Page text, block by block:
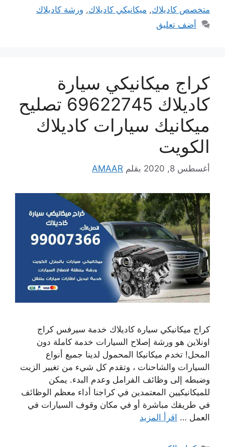
متخصص كاديلاك, ميكانيكي كاديلاك, ورشة كاديلاك
أضف تعليق
كراج ميكانيكي سيارة
كاديلاك 69622745 تصليح
ميكانيك سيارات كاديلاك
الكويت
أغسطس 8, 2020 بقلم AMAAR
كراج ميكانيكي سيارة كاديلاك خدمة سيرفس كراج
اونلاين هو ورشة إصلاح السيارات خدمة كاملة دون
المحل! تخدم ميكانيكا المحمول لدينا جميع أنواع
السيارات والشاحنات ، وتقدم كل شيء من تغيير الزيت
وضبطه إلى وظائف الفرامل وعدم البدء. يمكن
للميكانيكيين المعتمدين في كراجنا أداء معظم الوظائف
في طريقك مباشرة أو في مكان وقوف السيارات في
العمل … اقرأ المزيد